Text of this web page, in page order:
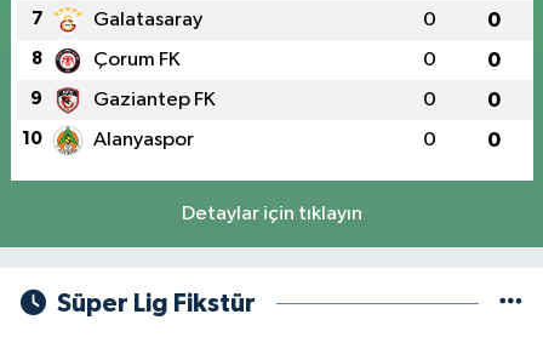
7 Galatasaray 0 0
8 Çorum FK 0 0
9 Gaziantep FK 0 0
10 Alanyaspor 0 0
Detaylar için tıklayın
Süper Lig Fikstür